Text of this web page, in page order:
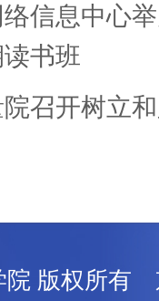
络信息中心
书班
召开树立
院 版权所有